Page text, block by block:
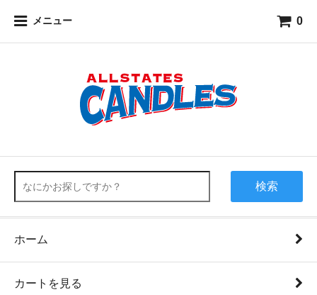
メニュー 0
検索
ホーム
カートを見る